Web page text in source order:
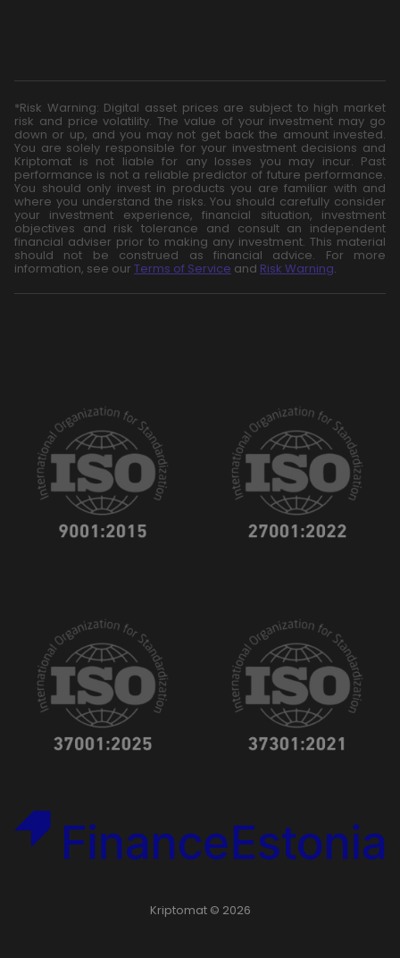
*Risk Warning: Digital asset prices are subject to high market
risk and price volatility. The value of your investment may go
down or up, and you may not get back the amount invested.
You are solely responsible for your investment decisions and
Kriptomat is not liable for any losses you may incur. Past
performance is not a reliable predictor of future performance.
You should only invest in products you are familiar with and
where you understand the risks. You should carefully consider
your investment experience, financial situation, investment
objectives and risk tolerance and consult an independent
financial adviser prior to making any investment. This material
should not be construed as financial advice. For more
information, see our Terms of Service and Risk Warning.
Kriptomat © 2026